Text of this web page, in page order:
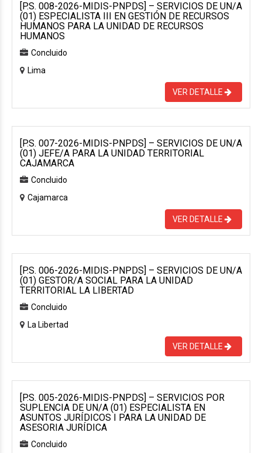
[P.S. 008-2026-MIDIS-PNPDS] – SERVICIOS DE UN/A
(01) ESPECIALISTA III EN GESTIÓN DE RECURSOS
HUMANOS PARA LA UNIDAD DE RECURSOS
HUMANOS
Concluido
Lima
VER DETALLE
[P.S. 007-2026-MIDIS-PNPDS] – SERVICIOS DE UN/A
(01) JEFE/A PARA LA UNIDAD TERRITORIAL
CAJAMARCA
Concluido
Cajamarca
VER DETALLE
[P.S. 006-2026-MIDIS-PNPDS] – SERVICIOS DE UN/A
(01) GESTOR/A SOCIAL PARA LA UNIDAD
TERRITORIAL LA LIBERTAD
Concluido
La Libertad
VER DETALLE
[P.S. 005-2026-MIDIS-PNPDS] – SERVICIOS POR
SUPLENCIA DE UN/A (01) ESPECIALISTA EN
ASUNTOS JURÍDICOS I PARA LA UNIDAD DE
ASESORIA JURÍDICA
Concluido